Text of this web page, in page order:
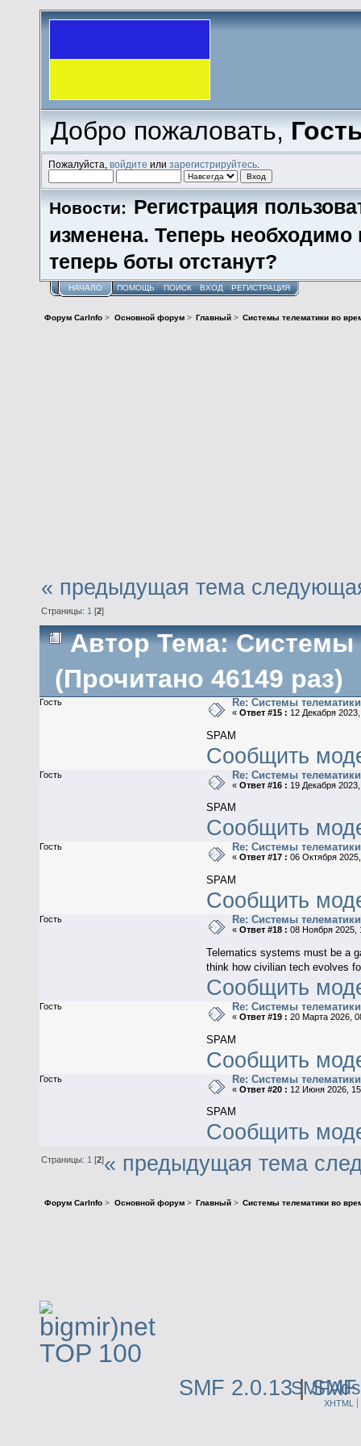
Добро пожаловать,
Пожалуйста,войдите илизарегистрируйтесь
Новости: Регистрация
изменена. Теперь необходимо
теперь боты отстанут?
НАЧАЛО ПОМОЩЬ ПОИСК ВХОД РЕГИСТРАЦИЯ
Форум CarInfo > Основной форум> Главный> Системы телематики во
« предыдущая тема
Страницы: 1 [2]
АвторТема: Системы
(Прочитано 46149 раз)
Гость Re: Системы
«Ответ #15 : 12 Декабря
SPAM
Сообщить
Гость Re: Системы
«Ответ #16 : 19 Декабря
SPAM
Сообщить
Гость Re: Системы
«Ответ #17 : 06 Октября
SPAM
Сообщить
Гость Re: Системы
«Ответ #18 : 08 Ноября 2025,
Telematics systems must be a
think how civilian tech evolves
Сообщить
Гость Re: Системы
«Ответ #19 : 20 Марта 2026,
SPAM
Сообщить
Гость Re: Системы
«Ответ #20 : 12 Июня 2026,
SPAM
Сообщить
Страницы: 1 [2]« предыдущая тема
Форум CarInfo > Основной форум> Главный> Системы телематики во
SMF 2.0.13|
SMFAds
XHTML